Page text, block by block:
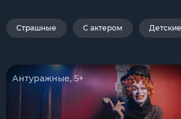
Страшные С актером Детские
Антуражные, 5+